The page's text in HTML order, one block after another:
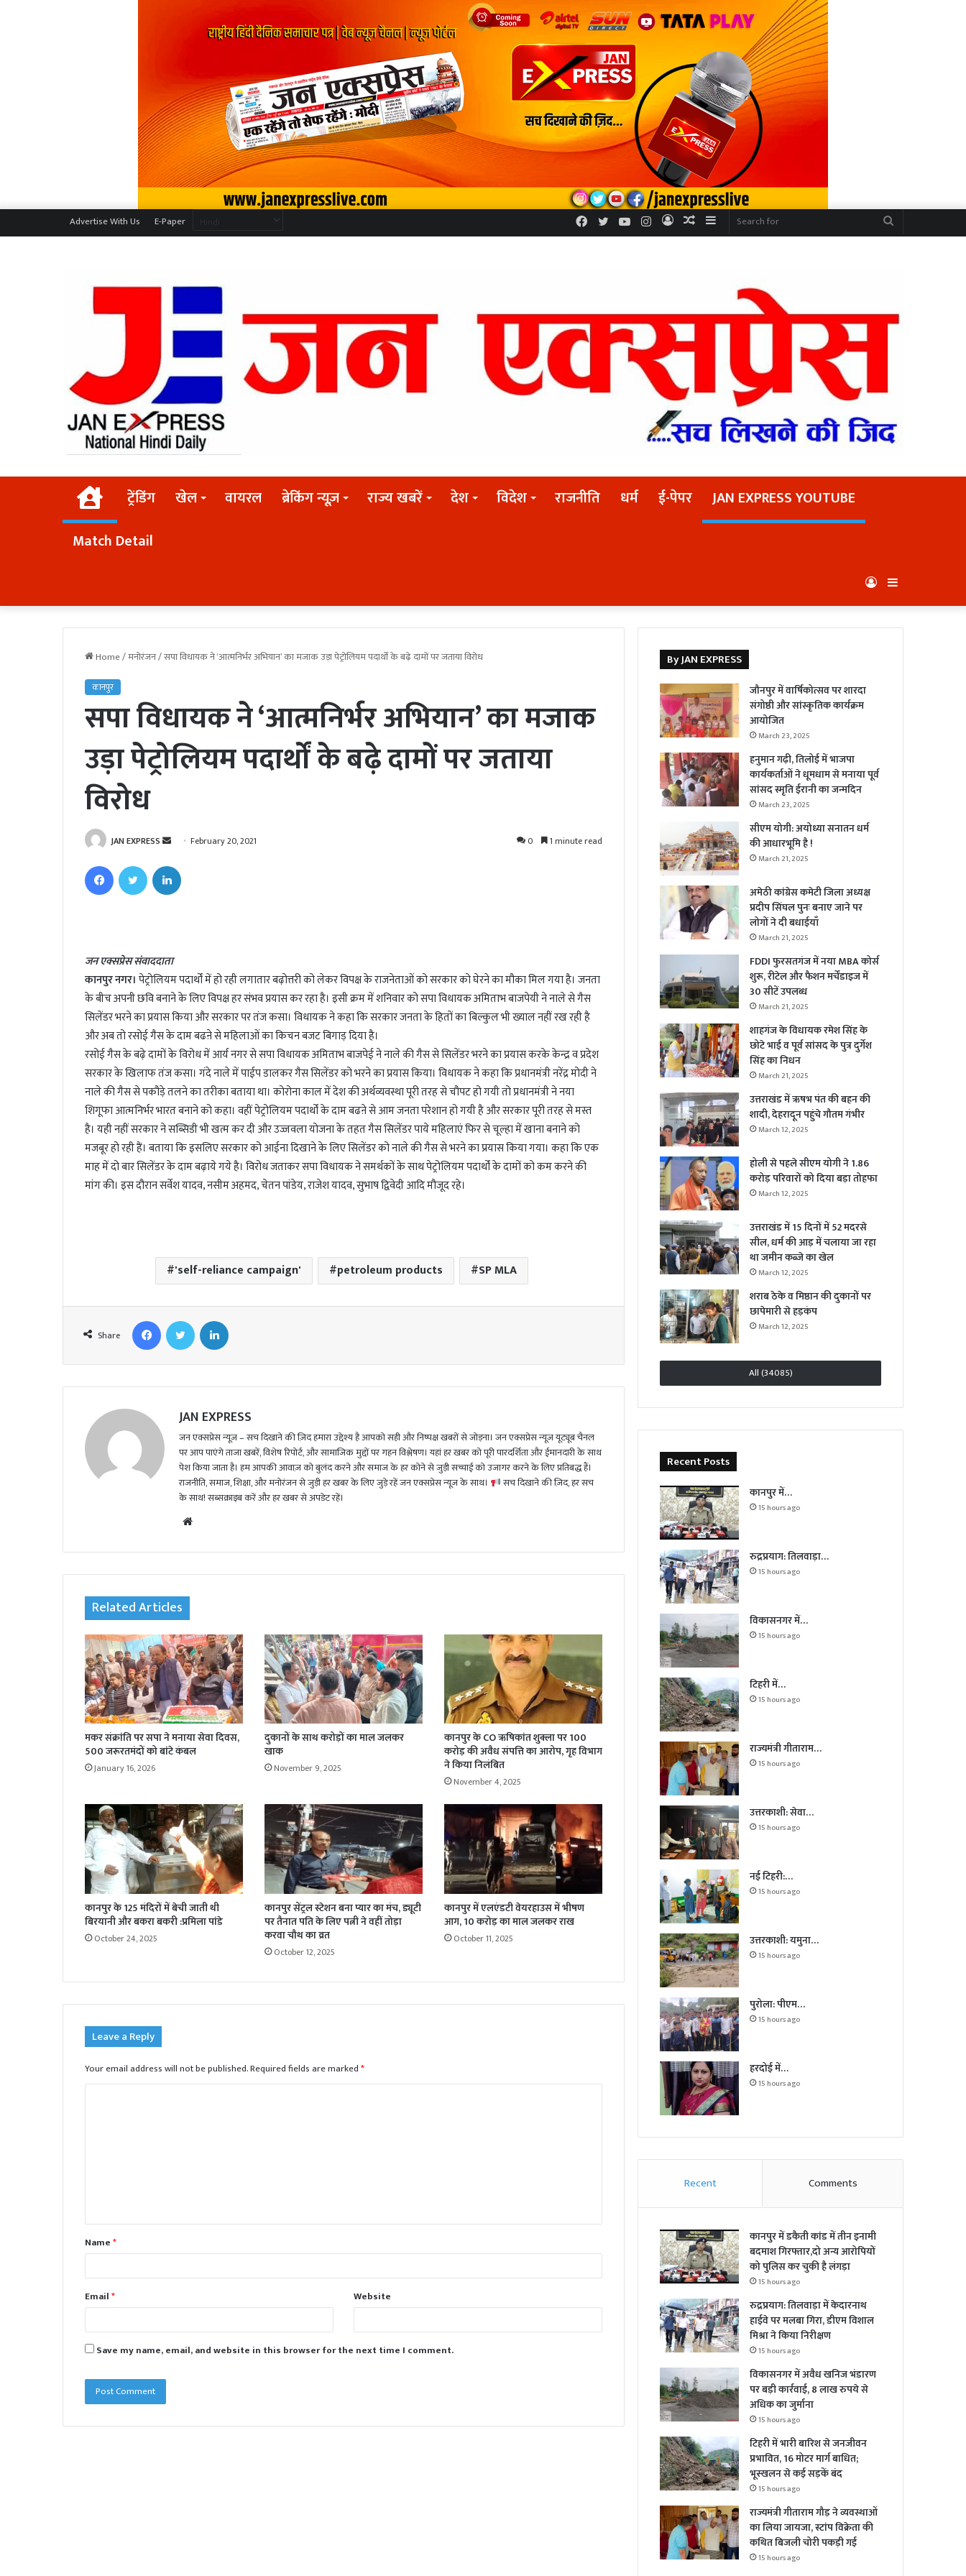
Advertise With Us E-Paper Sidebar
Random
Log
Instagram
YouTube
Twitter
Facebook
Homeट्रेंडिंग खेल वायरल ब्रेकिंग न्यूज़ राज्य खबरें देश विदेश राजनीति धर्म ई-पेपर
JAN EXPRESS YOUTUBE
Match Detail
Log
In
Home/मनोरंजन/सपा विधायक ने ‘आत्मनिर्भर अभियान’ का मजाक उड़ा पेट्रोलियम पदार्थों के बढ़े दामों पर जताया विरोध
कानपुर
सपा विधायक ने ‘आत्मनिर्भर अभियान’ का मजाक
उड़ा पेट्रोलियम पदार्थों के बढ़े दामों पर जताया
विरोध
JAN EXPRESS
d
m
a
i
l
February 20, 2021 0 1 minute read
जन एक्सप्रेस संवाददाता
कानपुर नगर। पेट्रोलियम पदार्थों में हो रही लगातार बढ़ोत्तरी को लेकर विपक्ष के राजनेताओं को सरकार को घेरने का मौका मिल गया है। जनता
के बीच अपनी छवि बनाने के लिए विपक्ष हर संभव प्रयास कर रहा है। इसी क्रम में शनिवार को सपा विधायक अमिताभ बाजपेयी ने नाले से गैस
सिलेंडर भरने का प्रयास किया और सरकार पर तंज कसा। विधायक ने कहा कि सरकार जनता के हितों का बिल्कुल भी ख्याल नहीं रख रही है
और अब तो रसोई गैस के दाम बढऩे से महिलाओं का किचन बजट बिगाड़ दिया है।
रसोई गैस के बढ़े दामों के विरोध में आर्य नगर से सपा विधायक अमिताभ बाजपेई ने नाले की गैस से सिलेंडर भरने का प्रयास करके केन्द्र व प्रदेश
सरकार के खिलाफ तंज कसा। गंदे नाले में पाईप डालकर गैस सिलेंडर को भरने का प्रयास किया। विधायक ने कहा कि प्रधानमंत्री नरेंद्र मोदी ने
नाले की गैस से पकौड़े तलने का तरीका बताया था। कोरोना काल में देश की अर्थव्यवस्था पूरी तरह से चौपट हो गयी तो प्रधानमंत्री ने नया
शिगूफा आत्मनिर्भर भारत बनाने को कहा। वहीं पेट्रोलियम पदार्थों के दाम बढऩे से आम जनता परेशान हो गयी है और सरकार पूरी तरह से मस्त
है। यही नहीं सरकार ने सब्सिडी भी खत्म कर दी और उज्जवला योजना के तहत गैस सिलेंडर पाये महिलाएं फिर से चूल्हा में खाना बनाने को
मजबूर हो रही हैं। बताया कि इसलिए सरकार को आईना दिखाने के लिए सिलेंडर को नाले की गैस से भरने का प्रयास किया गया। कहा कि एक
माह में दो बार सिलेंडर के दाम बढ़ाये गये है। विरोध जताकर सपा विधायक ने समर्थकों के साथ पेट्रोलियम पदार्थों के दामों को कम करने की
मांग की। इस दौरान सर्वेश यादव, नसीम अहमद, चेतन पांडेय, राजेश यादव, सुभाष द्विवेदी आदि मौजूद रहे।
'self-reliance campaign' petroleum products SP MLA
Share
JAN EXPRESS
जन एक्सप्रेस न्यूज़ – सच दिखाने की ज़िद हमारा उद्देश्य है आपको सही और निष्पक्ष खबरों से जोड़ना। जन एक्सप्रेस न्यूज़ यूट्यूब चैनल
पर आप पाएंगे ताजा खबरें, विशेष रिपोर्ट, और सामाजिक मुद्दों पर गहन विश्लेषण। यहां हर खबर को पूरी पारदर्शिता और ईमानदारी के साथ
पेश किया जाता है। हम आपकी आवाज़ को बुलंद करने और समाज के हर कोने से जुड़ी सच्चाई को उजागर करने के लिए प्रतिबद्ध हैं।
राजनीति, समाज, शिक्षा, और मनोरंजन से जुड़ी हर खबर के लिए जुड़े रहें जन एक्सप्रेस न्यूज़ के साथ।
सच दिखाने की ज़िद, हर सच
के साथ! सब्सक्राइब करें और हर खबर से अपडेट रहें।
te
Related Articles
मकर संक्रांति पर सपा ने मनाया सेवा दिवस,
500 जरूरतमंदों को बांटे कंबल
January 16, 2026
दुकानों के साथ करोड़ों का माल जलकर
खाक
November 9, 2025
कानपुर के CO ऋषिकांत शुक्ला पर 100
करोड़ की अवैध संपत्ति का आरोप, गृह विभाग
ने किया निलंबित
November 4, 2025
कानपुर के 125 मंदिरों में बेची जाती थी
बिरयानी और बकरा बकरी :प्रमिला पांडे
October 24, 2025
कानपुर सेंट्रल स्टेशन बना प्यार का मंच, ड्यूटी
पर तैनात पति के लिए पत्नी ने वहीं तोड़ा
करवा चौथ का व्रत
October 12, 2025
कानपुर में एलएंडटी वेयरहाउस में भीषण
आग, 10 करोड़ का माल जलकर राख
October 11, 2025
Leave a Reply
Your email address will not be published.Required fields are marked*
t
*Name*
Email* Website
Save my name, email, and website in this browser for the next time I comment.
By JAN EXPRESS
जौनपुर में वार्षिकोत्सव पर शारदा
संगोष्ठी और सांस्कृतिक कार्यक्रम
आयोजित
March 23, 2025
हनुमान गढ़ी, तिलोई में भाजपा
कार्यकर्ताओं ने धूमधाम से मनाया पूर्व
सांसद स्मृति ईरानी का जन्मदिन
March 23, 2025
सीएम योगी: अयोध्या सनातन धर्म
की आधारभूमि है !
March 21, 2025
अमेठी कांग्रेस कमेटी जिला अध्यक्ष
प्रदीप सिंघल पुनः बनाए जाने पर
लोगों ने दी बधाईयाँ
March 21, 2025
FDDI फुरसतगंज में नया MBA कोर्स
शुरू, रीटेल और फैशन मर्चेंडाइज में
30 सीटें उपलब्ध
March 21, 2025
शाहगंज के विधायक रमेश सिंह के
छोटे भाई व पूर्व सांसद के पुत्र दुर्गेश
सिंह का निधन
March 21, 2025
उत्तराखंड में ऋषभ पंत की बहन की
शादी, देहरादून पहुंचे गौतम गंभीर
March 12, 2025
होली से पहले सीएम योगी ने 1.86
करोड़ परिवारों को दिया बड़ा तोहफा
March 12, 2025
उत्तराखंड में 15 दिनों में 52 मदरसे
सील, धर्म की आड़ में चलाया जा रहा
था जमीन कब्जे का खेल
March 12, 2025
शराब ठेके व मिष्ठान की दुकानों पर
छापेमारी से हड़कंप
March 12, 2025
All (34085)
Recent Posts
कानपुर में…
15 hours ago
रुद्रप्रयाग: तिलवाड़ा…
15 hours ago
विकासनगर में…
15 hours ago
टिहरी में…
15 hours ago
राज्यमंत्री गीताराम…
15 hours ago
उत्तरकाशी: सेवा…
15 hours ago
नई टिहरी:…
15 hours ago
उत्तरकाशी: यमुना…
15 hours ago
पुरोला: पीएम…
15 hours ago
हरदोई में…
15 hours ago
Recent Comments
कानपुर में डकैती कांड में तीन इनामी
बदमाश गिरफ्तार,दो अन्य आरोपियों
को पुलिस कर चुकी है लंगड़ा
15 hours ago
रुद्रप्रयाग: तिलवाड़ा में केदारनाथ
हाईवे पर मलबा गिरा, डीएम विशाल
मिश्रा ने किया निरीक्षण
15 hours ago
विकासनगर में अवैध खनिज भंडारण
पर बड़ी कार्रवाई, 8 लाख रुपये से
अधिक का जुर्माना
15 hours ago
टिहरी में भारी बारिश से जनजीवन
प्रभावित, 16 मोटर मार्ग बाधित;
भूस्खलन से कई सड़कें बंद
15 hours ago
राज्यमंत्री गीताराम गौड़ ने व्यवस्थाओं
का लिया जायजा, स्टांप विक्रेता की
कथित बिजली चोरी पकड़ी गई
15 hours ago